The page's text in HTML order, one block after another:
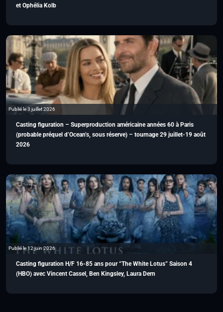
et Ophélia Kolb
Publié le 3 juillet 2026
Casting figuration – Superproduction américaine années 60 à Paris
(probable préquel d’Ocean’s, sous réserve) – tournage 29 juillet-19 août
2026
Publié le 12 juin 2026
Casting figuration H/F 16-85 ans pour “The White Lotus” Saison 4
(HBO) avec Vincent Cassel, Ben Kingsley, Laura Dern